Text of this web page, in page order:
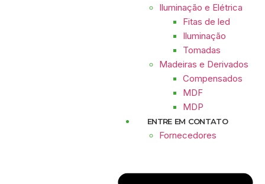
Iluminação e Elétrica
Fitas de led
Iluminação
Tomadas
Madeiras e Derivados
Compensados
MDF
MDP
ENTRE EM CONTATO
Fornecedores